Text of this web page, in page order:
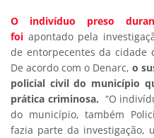
O indivíduo preso
foi apontado pela
de entorpecentes da cidade
De acordo com o Denarc, o
policial civil do município
prática criminosa. “O
do município, também
fazia parte da investigação,